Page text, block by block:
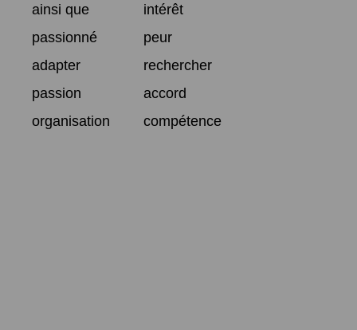
ainsi que
intérêt
passionné
peur
adapter
rechercher
passion
accord
organisation
compétence